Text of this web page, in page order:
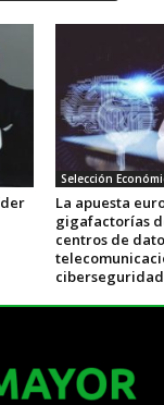
Selección
La apuesta
gigafactorías
centros de
ciberseguridad